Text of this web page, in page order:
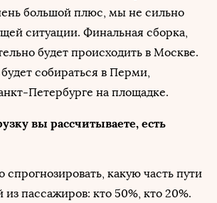
большой плюс, мы не сильно
ситуации. Финальная сборка,
будет происходить в Москве.
собираться в Перми,
Петербурге на площадке.
вы рассчитываете, есть
спрогнозировать, какую часть пути
пассажиров: кто 50%, кто 20%.